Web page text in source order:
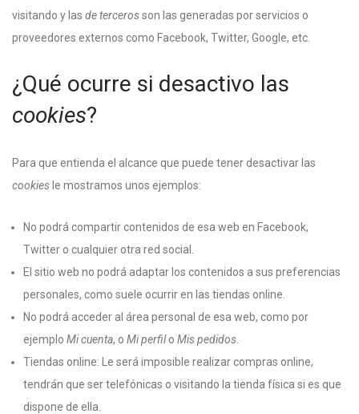
visitando y las de tercerosson las generadas por servicios o
proveedores externos como Facebook, Twitter, Google, etc.
¿Qué ocurre si desactivo las
cookies?
Para que entienda el alcance que puede tener desactivar las
cookies le mostramos unos ejemplos:
No podrá compartir contenidos de esa web en Facebook,
Twitter o cualquier otra red social.
El sitio web no podrá adaptar los contenidos a sus preferencias
personales, como suele ocurrir en las tiendas online.
No podrá acceder al área personal de esa web, como por
ejemplo Mi cuenta, o Mi perfilo Mis pedidos
Tiendas online: Le será imposible realizar compras online,
tendrán que ser telefónicas o visitando la tienda física si es que
dispone de ella.